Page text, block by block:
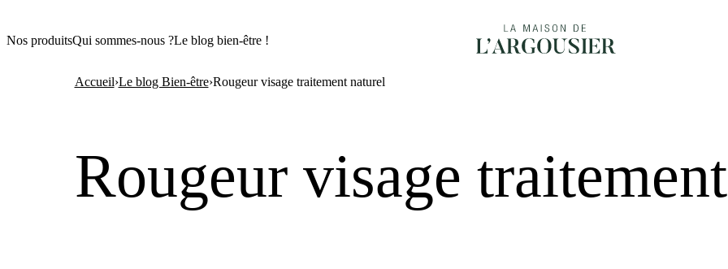
Nos produitsQui sommes-nous ?Le blog bien-être !
Accueil›Le blog Bien-être›Rougeur visage traitement naturel
Rougeur visage